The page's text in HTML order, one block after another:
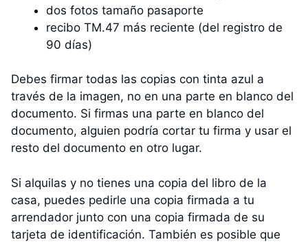
dos fotos tamaño pasaporte
recibo TM.47 más reciente (del registro de
90 días)
Debes firmar todas las copias con tinta azul a
través de la imagen, no en una parte en blanco del
documento. Si firmas una parte en blanco del
documento, alguien podría cortar tu firma y usar el
resto del documento en otro lugar.
Si alquilas y no tienes una copia del libro de la
casa, puedes pedirle una copia firmada a tu
arrendador junto con una copia firmada de su
tarjeta de identificación. También es posible que